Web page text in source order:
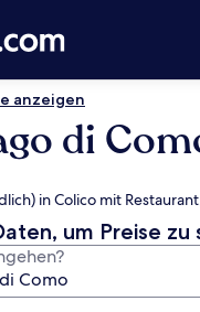
anzeigen
di
in Colico mit
um Preise zu